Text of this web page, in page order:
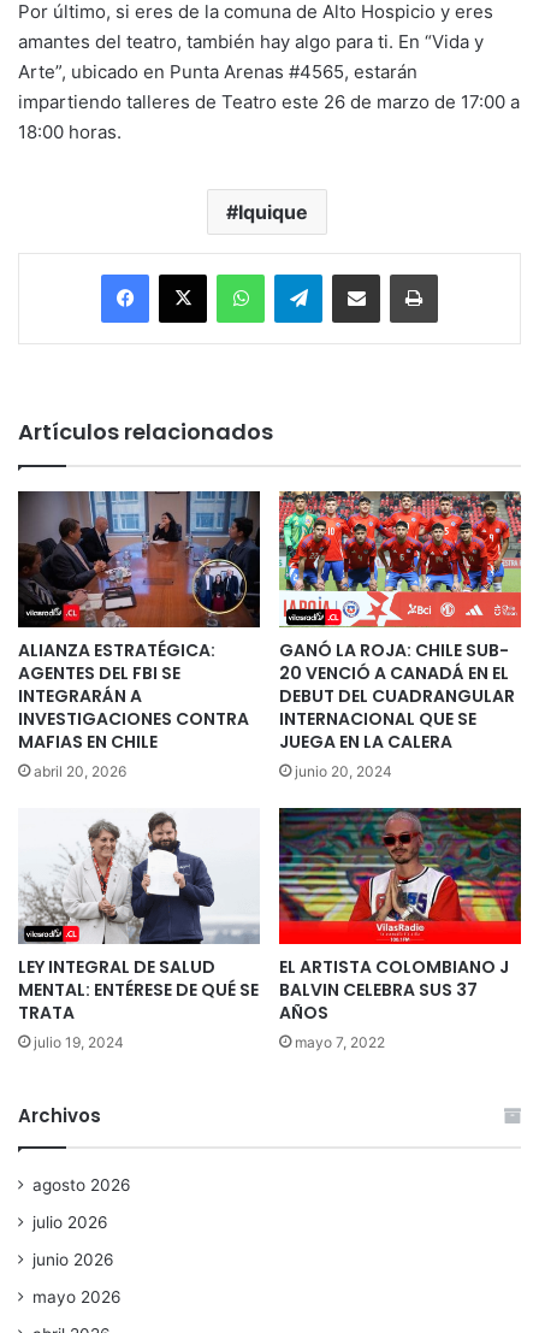
Por último, si eres de la comuna de Alto Hospicio y eres
amantes del teatro, también hay algo para ti. En “Vida y
Arte”, ubicado en Punta Arenas #4565, estarán
impartiendo talleres de Teatro este 26 de marzo de 17:00 a
18:00 horas.
Iquique
Facebook
X WhatsAppTelegramEnviar vía email Imprimir
Artículos relacionados
ALIANZA ESTRATÉGICA:
AGENTES DEL FBI SE
INTEGRARÁN A
INVESTIGACIONES CONTRA
MAFIAS EN CHILE
abril 20, 2026
GANÓ LA ROJA: CHILE SUB-
20 VENCIÓ A CANADÁ EN EL
DEBUT DEL CUADRANGULAR
INTERNACIONAL QUE SE
JUEGA EN LA CALERA
junio 20, 2024
LEY INTEGRAL DE SALUD
MENTAL: ENTÉRESE DE QUÉ SE
TRATA
julio 19, 2024
EL ARTISTA COLOMBIANO J
BALVIN CELEBRA SUS 37
AÑOS
mayo 7, 2022
Archivos
agosto 2026
julio 2026
junio 2026
mayo 2026